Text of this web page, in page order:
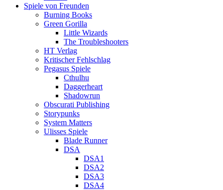
Spiele von Freunden
Burning Books
Green Gorilla
Little Wizards
The Troubleshooters
HT Verlag
Kritischer Fehlschlag
Pegasus Spiele
Cthulhu
Daggerheart
Shadowrun
Obscurati Publishing
Storypunks
System Matters
Ulisses Spiele
Blade Runner
DSA
DSA1
DSA2
DSA3
DSA4